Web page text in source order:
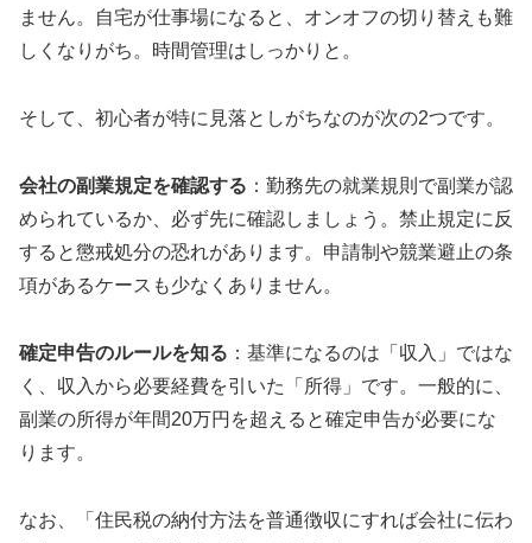
ません。自宅が仕事場になると、オンオフの切り替えも難
しくなりがち。時間管理はしっかりと。
そして、初心者が特に見落としがちなのが次の2つです。
会社の副業規定を確認する ：勤務先の就業規則で副業が認
められているか、必ず先に確認しましょう。禁止規定に反
すると懲戒処分の恐れがあります。申請制や競業避止の条
項があるケースも少なくありません。
確定申告のルールを知る ：基準になるのは「収入」ではな
く、収入から必要経費を引いた「所得」です。一般的に、
副業の所得が年間20万円を超えると確定申告が必要にな
ります。
なお、「住民税の納付方法を普通徴収にすれば会社に伝わ